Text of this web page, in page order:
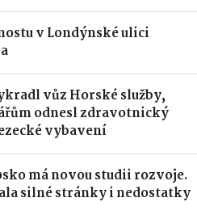
v Londýnské ulici
vůz Horské služby,
odnesl zdravotnický
vybavení
má novou studii rozvoje.
silné stránky i nedostatky